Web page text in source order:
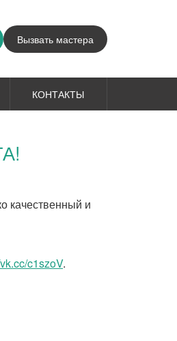
Вызвать мастера
КОНТАКТЫ
качественный и
c1szoV.